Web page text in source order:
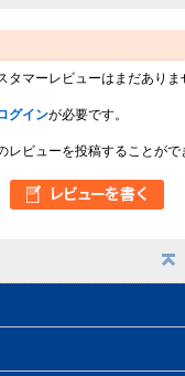
タマーレビューはまだありま
グインが必要です。
レビューを投稿することがで